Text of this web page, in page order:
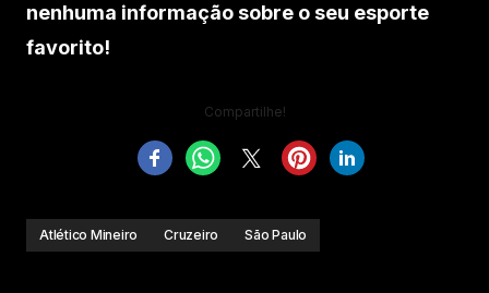
nenhuma informação sobre o seu esporte
favorito!
Compartilhe!
Atlético Mineiro Cruzeiro São Paulo